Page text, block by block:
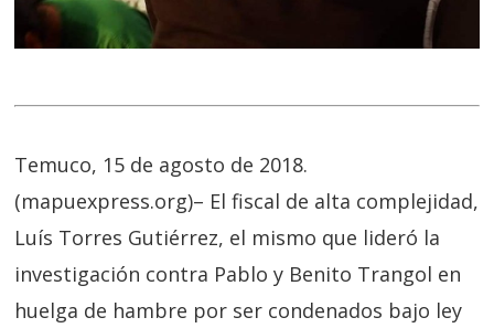
Temuco, 15 de agosto de 2018.
(mapuexpress.org)– El fiscal de alta complejidad,
Luís Torres Gutiérrez, el mismo que lideró la
investigación contra Pablo y Benito Trangol en
huelga de hambre por ser condenados bajo ley